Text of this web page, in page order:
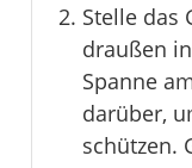
Stelle das
draußen
Spanne
darüber,
schützen.